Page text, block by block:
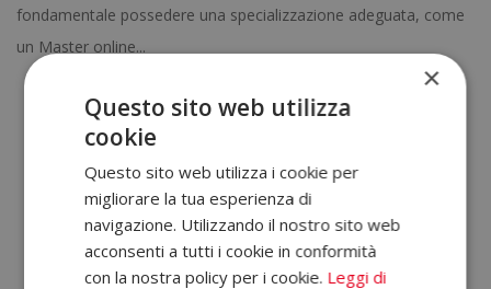
fondamentale possedere una specializzazione adeguata, come
un Master online...
RICHIEDI ULTERIORI INFORMAZIONI
Nome (*)
Cognome (*)
×
Questo sito web utilizza
cookie
Questo sito web utilizza i cookie per
migliorare la tua esperienza di
navigazione. Utilizzando il nostro sito web
acconsenti a tutti i cookie in conformità
con la nostra policy per i cookie. Leggi di